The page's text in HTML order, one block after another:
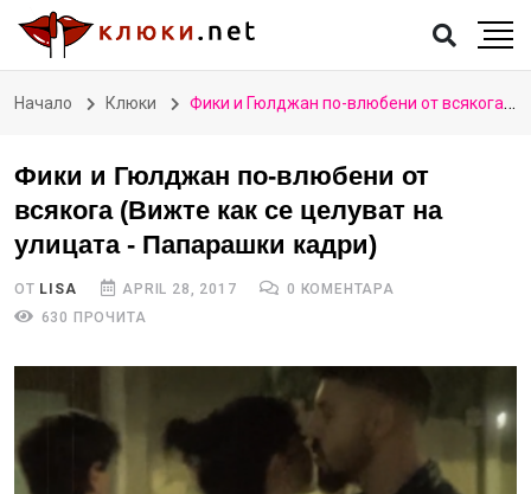
Начало Клюки Фики и Гюлджан по-влюбени от всякога (Вижте как се целуват на улицата - Папарашки кадри)
Фики и Гюлджан по-влюбени от
всякога (Вижте как се целуват на
улицата - Папарашки кадри)
ОТ LISA APRIL 28, 2017
0 КОМЕНТАРА
630 ПРОЧИТА